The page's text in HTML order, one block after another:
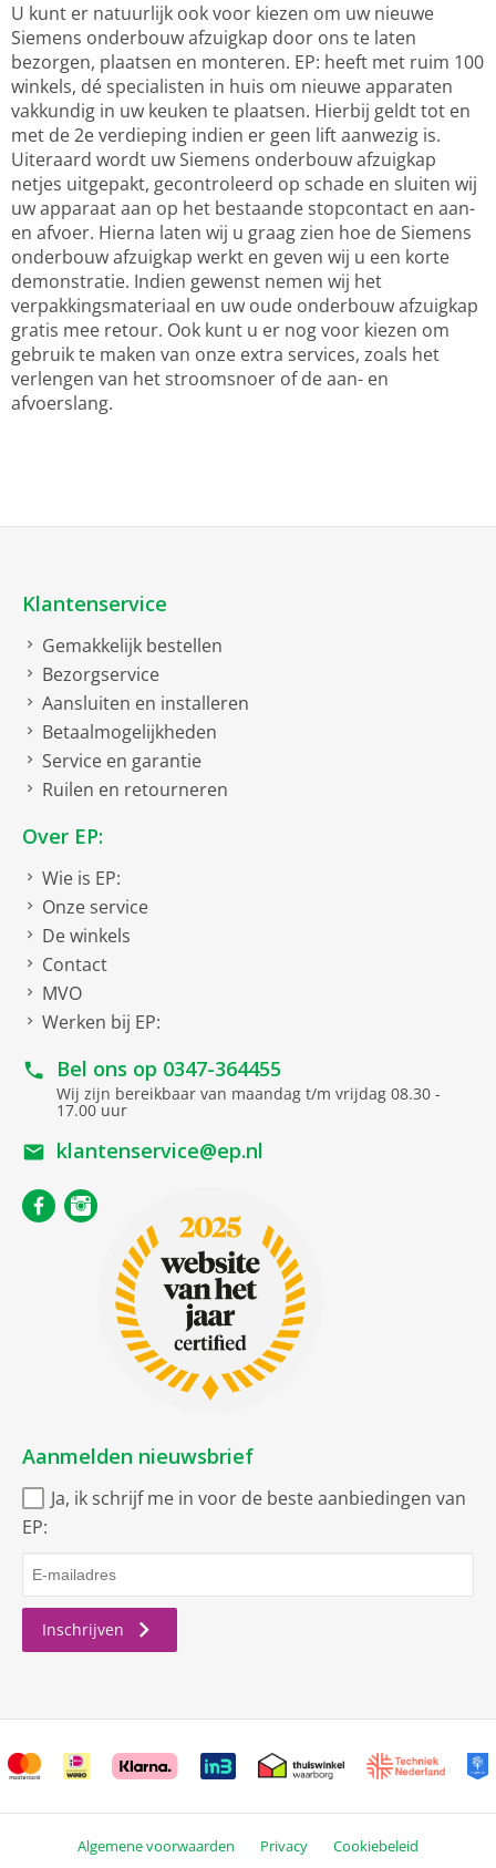
U kunt er natuurlijk ook voor kiezen om uw nieuwe
Siemens onderbouw afzuigkap door ons te laten
bezorgen, plaatsen en monteren. EP: heeft met ruim 100
winkels, dé specialisten in huis om nieuwe apparaten
vakkundig in uw keuken te plaatsen. Hierbij geldt tot en
met de 2e verdieping indien er geen lift aanwezig is.
Uiteraard wordt uw Siemens onderbouw afzuigkap
netjes uitgepakt, gecontroleerd op schade en sluiten wij
uw apparaat aan op het bestaande stopcontact en aan-
en afvoer. Hierna laten wij u graag zien hoe de Siemens
onderbouw afzuigkap werkt en geven wij u een korte
demonstratie. Indien gewenst nemen wij het
verpakkingsmateriaal en uw oude onderbouw afzuigkap
gratis mee retour. Ook kunt u er nog voor kiezen om
gebruik te maken van onze extra services, zoals het
verlengen van het stroomsnoer of de aan- en
afvoerslang.
Klantenservice
Gemakkelijk bestellen
Bezorgservice
Aansluiten en installeren
Betaalmogelijkheden
Service en garantie
Ruilen en retourneren
Over EP:
Wie is EP:
Onze service
De winkels
Contact
MVO
Werken bij EP:
Bel ons op 0347-364455
Wij zijn bereikbaar van maandag t/m vrijdag 08.30 -
17.00 uur
klantenservice@ep.nl
Aanmelden nieuwsbrief
Ja, ik schrijf me in voor de beste aanbiedingen van
EP:
Inschrijven
Algemene voorwaarden Privacy Cookiebeleid